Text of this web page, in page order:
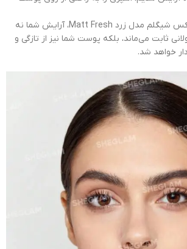
با استفاده از اسپری فیکس شیگلم مدل زرد Matt Fresh، آرایش شما نه
ثابت می‌ماند، بلکه پوست شما نیز از تازگی و
خواهد شد.